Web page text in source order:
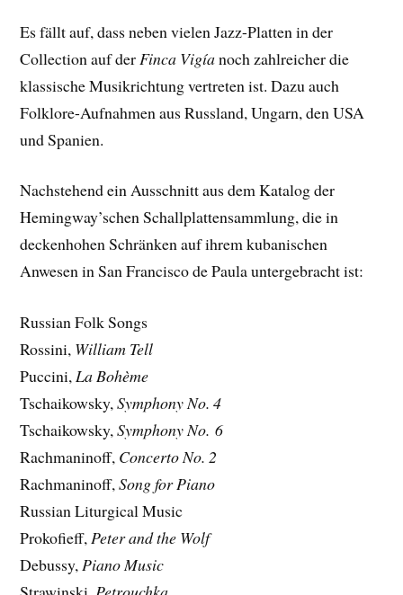
Es fällt auf, dass neben vielen Jazz-Platten in der
Collection auf der Finca Vigíanoch zahlreicher die
klassische Musikrichtung vertreten ist. Dazu auch
Folklore-Aufnahmen aus Russland, Ungarn, den USA
und Spanien.
Nachstehend ein Ausschnitt aus dem Katalog der
Hemingway’schen Schallplattensammlung, die in
deckenhohen Schränken auf ihrem kubanischen
Anwesen in San Francisco de Paula untergebracht ist:
Russian Folk Songs
Rossini, William Tell
Puccini,La Bohème
Tschaikowsky,Symphony No. 4
Tschaikowsky,Symphony No. 6
Rachmaninoff, Concerto No. 2
Rachmaninoff,Song for Piano
Russian Liturgical Music
Prokofieff,Peter and the Wolf
Debussy,Piano Music